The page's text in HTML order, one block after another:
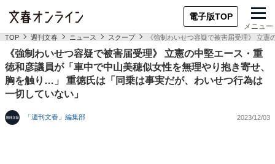
電子版TOP
メニュー
TOP 週刊文春 ニュース スクープ 《強制わいせつ容疑で被害届受理》 立
《強制わいせつ容疑で被害届受理》 立憲の中堅エース・重
徳和彦議員が「車中で中山美穂似女性を無理やり抱き寄せ、
胸を触り…」 重徳氏は「同乗は事実だが、わいせつ行為は
一切していない」
「週刊文春」編集部 2023/12/03